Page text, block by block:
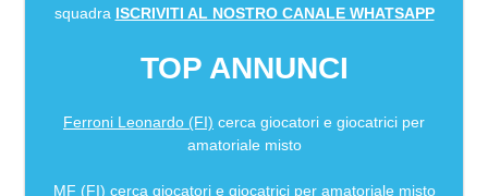
squadra ISCRIVITI AL NOSTRO CANALE WHATSAPP
TOP ANNUNCI
Ferroni Leonardo (FI) cerca giocatori e giocatrici per
amatoriale misto
MF (FI) cerca giocatori e giocatrici per amatoriale misto